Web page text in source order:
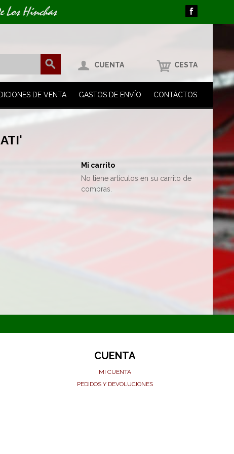
Hinchas
CUENTA CESTA
DE VENTA GASTOS DE ENVÍO CONTÁCTOS
Mi carrito
No tiene artículos en su carrito de
compras.
CUENTA
MI CUENTA
PEDIDOS Y DEVOLUCIONES